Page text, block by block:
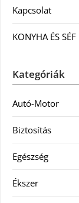
Kapcsolat
KONYHA ÉS SÉF
Kategóriák
Autó-Motor
Biztosítás
Egészség
Ékszer